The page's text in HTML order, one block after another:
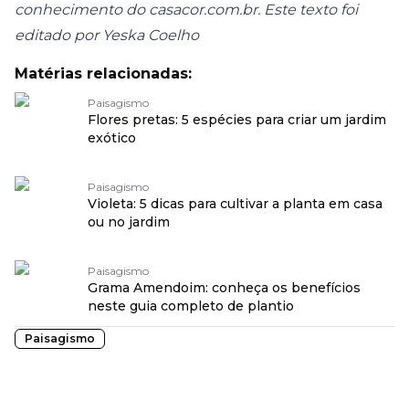
conhecimento do casacor.com.br. Este texto foi
editado por Yeska Coelho
Matérias relacionadas:
Paisagismo
Flores pretas: 5 espécies para criar um jardim
exótico
Paisagismo
Violeta: 5 dicas para cultivar a planta em casa
ou no jardim
Paisagismo
Grama Amendoim: conheça os benefícios
neste guia completo de plantio
Paisagismo